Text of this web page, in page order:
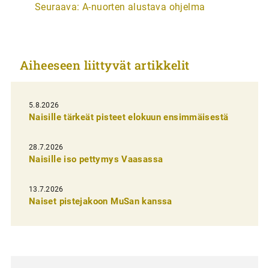
t
k
e
l
i
e
n
e
Seuraava: A-nuorten alustava ohjelma
Aiheeseen liittyvät artikkelit
5.8.2026
Naisille tärkeät pisteet elokuun ensimmäisestä
28.7.2026
Naisille iso pettymys Vaasassa
13.7.2026
Naiset pistejakoon MuSan kanssa